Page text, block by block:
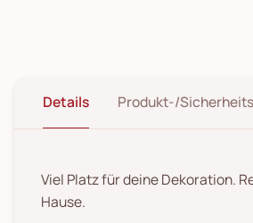
Details Produkt-/
Viel Platz für deine Dekoration.
Hause.